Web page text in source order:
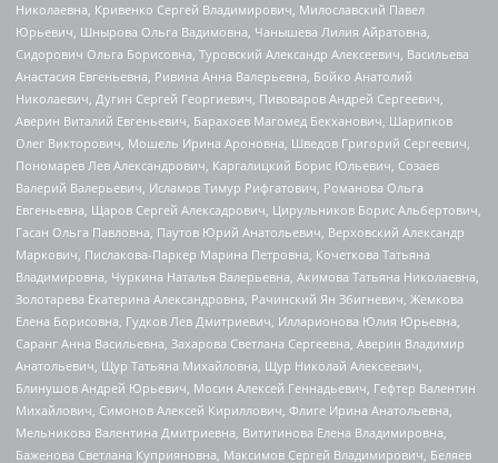
Николаевна, Кривенко Сергей Владимирович, Милославский Павел
Юрьевич, Шнырова Ольга Вадимовна, Чанышева Лилия Айратовна,
Сидорович Ольга Борисовна, Туровский Александр Алексеевич, Васильева
Анастасия Евгеньевна, Ривина Анна Валерьевна, Бойко Анатолий
Николаевич, Дугин Сергей Георгиевич, Пивоваров Андрей Сергеевич,
Аверин Виталий Евгеньевич, Барахоев Магомед Бекханович, Шарипков
Олег Викторович, Мошель Ирина Ароновна, Шведов Григорий Сергеевич,
Пономарев Лев Александрович, Каргалицкий Борис Юльевич, Созаев
Валерий Валерьевич, Исламов Тимур Рифгатович, Романова Ольга
Евгеньевна, Щаров Сергей Алексадрович, Цирульников Борис Альбертович,
Гасан Ольга Павловна, Паутов Юрий Анатольевич, Верховский Александр
Маркович, Пислакова-Паркер Марина Петровна, Кочеткова Татьяна
Владимировна, Чуркина Наталья Валерьевна, Акимова Татьяна Николаевна,
Золотарева Екатерина Александровна, Рачинский Ян Збигневич, Жемкова
Елена Борисовна, Гудков Лев Дмитриевич, Илларионова Юлия Юрьевна,
Саранг Анна Васильевна, Захарова Светлана Сергеевна, Аверин Владимир
Анатольевич, Щур Татьяна Михайловна, Щур Николай Алексеевич,
Блинушов Андрей Юрьевич, Мосин Алексей Геннадьевич, Гефтер Валентин
Михайлович, Симонов Алексей Кириллович, Флиге Ирина Анатольевна,
Мельникова Валентина Дмитриевна, Вититинова Елена Владимировна,
Баженова Светлана Куприяновна, Максимов Сергей Владимирович, Беляев